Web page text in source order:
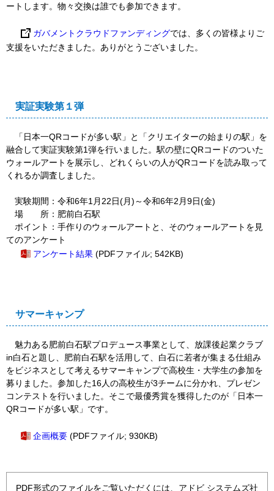
ートします。物々交換は誰でも参加できます。
ガバメントクラウドファンディングでは、多くの皆様よりご
支援をいただきました。ありがとうございました。
実証実験第１弾
「日本一QRコードが多い駅」と「クリエイターの始まりの駅」を
融合して実証実験第1弾を行いました。駅の壁にQRコードのついた
ウォールアートを展示し、どれくらいの人がQRコードを読み取って
くれるか調査しました。
実験期間：令和6年1月22日(月)～令和6年2月9日(金)
場 所：肥前白石駅
ポイント：手作りのウォールアートと、そのウォールアートを見
てのアンケート
アンケート結果 (PDFファイル; 542KB)
サマーキャンプ
魅力ある肥前白石駅プロデュース事業として、放課後起業クラブ
in白石と題し、肥前白石駅を活用して、白石に若者が集まる仕組み
をビジネスとして考えるサマーキャンプで高校生・大学生の参加を
募りました。参加した16人の高校生が3チームに分かれ、プレゼン
コンテストを行いました。そこで最優秀賞を獲得したのが「日本一
QRコードが多い駅」です。
企画概要 (PDFファイル; 930KB)
PDF形式のファイルをご覧いただくには、アドビ システムズ社